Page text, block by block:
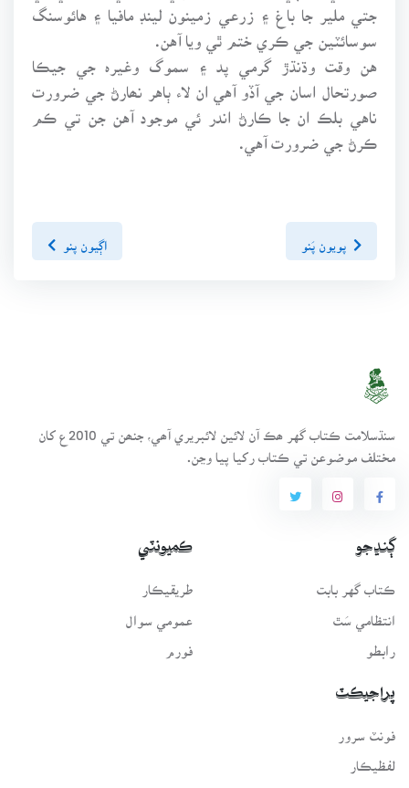
جتي ملير جا باغ ۽ زرعي زمينون لينڊ مافيا ۽ هائوسنگ
سوسائٽين جي ڪري ختم ٿي ويا آهن.
هن وقت وڌنڌڙ گرمي پد ۽ سموگ وغيرہ جي جيڪا
صورتحال اسان جي آڏو آهي ان لاء ٻاهر نھارڻ جي ضرورت
ناهي بلڪ ان جا ڪارڻ اندر ئي موجود آهن جن تي ڪم
ڪرڻ جي ضرورت آهي.
پويون پَنو اڳيون پنو
سنڌسلامت ڪتاب گهر ھڪ آن لائين لائبريري آھي، جنھن تي 2010ع کان
مختلف موضوعن تي ڪتاب رکيا پيا وڃن.
ڳنڍجو
ڪتاب گهر بابت
انتظامي سَٿ
رابطو
ڪميونٽي
طريقيڪار
عمومي سوال
فورم
پراجيڪٽ
لفظيڪار